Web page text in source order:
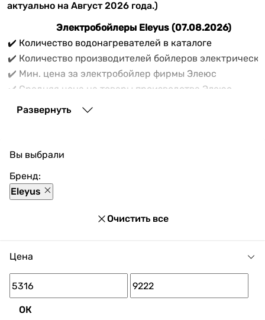
актуально на Август 2026 года.)
Электробойлеры Eleyus (07.08.2026)
✔️ Количество водонагревателей в каталоге
✔️ Количество производителей бойлеров
✔️ Мин. цена за электробойлер фирмы Элеюс
✔️ Средняя цена на товары производства Элеюс
✔️ Максимальная цена на товары производителя Eleyus
актуальных моделей водонагревателей
электрических производителя Eleyus по цене от 5
316 до 9 222 грн.
Развернуть
Вы выбрали
Бренд:
Eleyus
Очистить все
Цена
ОК